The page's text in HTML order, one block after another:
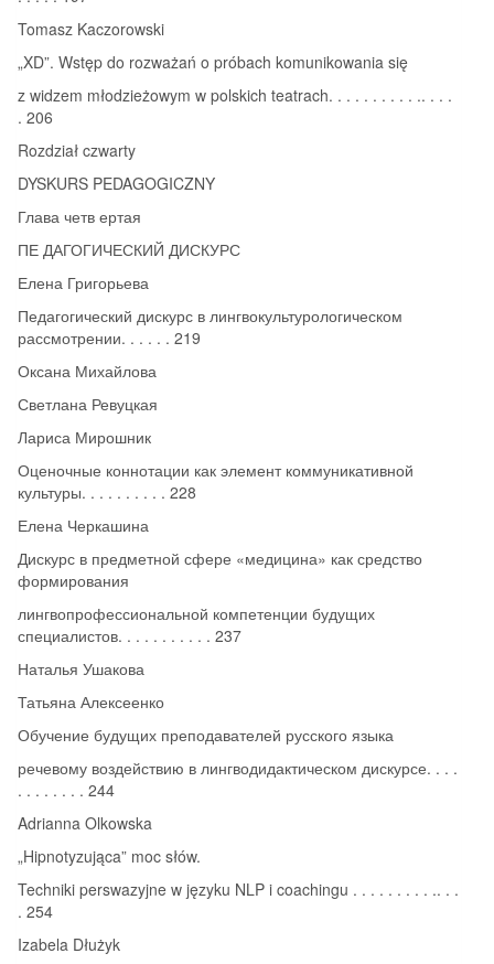
Tomasz Kaczorowski
„XD”. Wstęp do rozważań o próbach komunikowania się
z widzem młodzieżowym w polskich teatrach. . . . . . . . . . .. . . .
. 206
Rozdział czwarty
DYSKURS PEDAGOGICZNY
Глава четв ертая
ПЕ ДАГОГИЧЕСКИЙ ДИСКУРС
Елена Григорьева
Педагогический дискурс в лингвокультурологическом
рассмотрении. . . . . . 219
Оксана Михайлова
Светлана Ревуцкая
Лариса Мирошник
Оценочные коннотации как элемент коммуникативной
культуры. . . . . . . . . . 228
Елена Черкашина
Дискурс в предметной сфере «медицина» как средство
формирования
лингвопрофессиональной компетенции будущих
специалистов. . . . . . . . . . . 237
Наталья Ушакова
Татьяна Алексеенко
Обучение будущих преподавателей русского языка
речевому воздействию в лингводидактическом дискурсе. . . .
. . . . . . . . 244
Adrianna Olkowska
„Hipnotyzująca” moc słów.
Techniki perswazyjne w języku NLP i coachingu . . . . . . . . . .. . .
. 254
Izabela Dłużyk